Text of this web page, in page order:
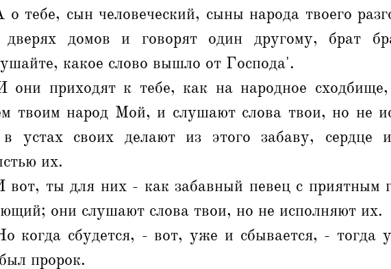
тебе, сын человеческий, сыны народа твоего
домов и говорят один другому, брат
какое слово вышло от Господа'.
они приходят к тебе, как на народное сходбище,
твоим народ Мой, и слушают слова твои, но не
устах своих делают из этого забаву, сердце
их.
ты для них - как забавный певец с приятным
они слушают слова твои, но не исполняют их.
когда сбудется, - вот, уже и сбывается, - тогда
пророк.